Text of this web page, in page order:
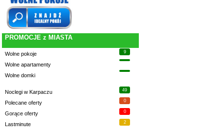
PROMOCJE z MIASTA
Wolne pokoje 9
Wolne apartamenty
Wolne domki
Noclegi w Karpaczu 49
Polecane oferty 0
Gorące oferty 0
Lastminute 2